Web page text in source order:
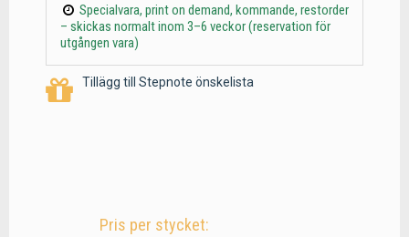
Specialvara, print on demand, kommande, restorder
– skickas normalt inom 3–6 veckor (reservation för
utgången vara)
Tillägg till Stepnote önskelista
Pris per stycket: